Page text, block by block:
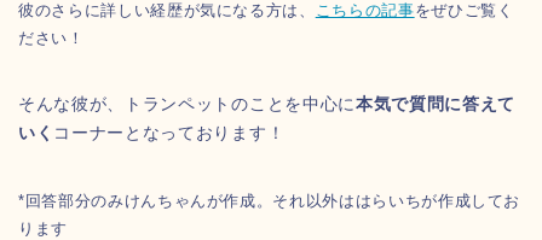
彼のさらに詳しい経歴が気になる方は、 こちらの記事をぜひご覧く
ださい！
そんな彼が、トランペットのことを中心に本気で質問に答えて
いく コーナーとなっております！
*回答部分のみけんちゃんが作成。それ以外ははらいちが作成してお
ります